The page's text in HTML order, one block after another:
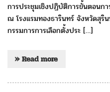
การประชุมเชิงปฏิบัติการขั้นตอนก
ณ โรงแรมทองธารินทร์ จังหวัดสุ
กรรมการการเลือกตั้งประ […]
» Read more